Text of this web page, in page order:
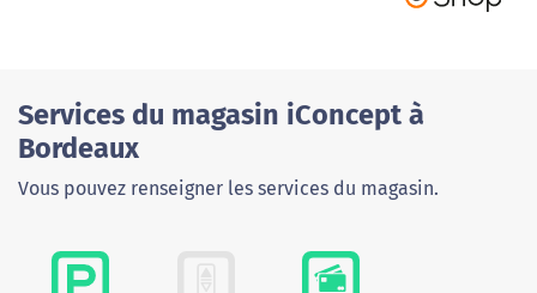
Services du magasin iConcept à
Bordeaux
Vous pouvez renseigner les services du magasin.